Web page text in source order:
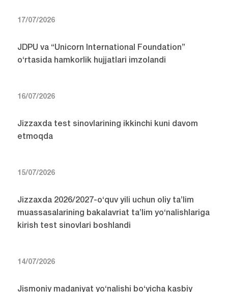
17/07/2026
JDPU va “Unicorn International Foundation”
o‘rtasida hamkorlik hujjatlari imzolandi
16/07/2026
Jizzaxda test sinovlarining ikkinchi kuni davom
etmoqda
15/07/2026
Jizzaxda 2026/2027-o‘quv yili uchun oliy ta’lim
muassasalarining bakalavriat ta’lim yo‘nalishlariga
kirish test sinovlari boshlandi
14/07/2026
Jismoniy madaniyat yo‘nalishi bo‘yicha kasbiy